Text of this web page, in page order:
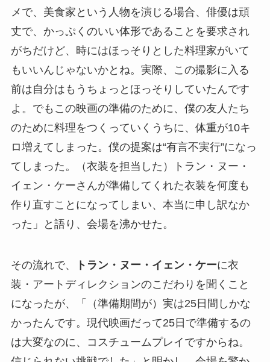
メで、美食家という人物を演じる場合、俳優は頑
丈で、かっぷくのいい体形であることを要求され
がちだけど、時にはほっそりとした料理家がいて
もいいんじゃないかとね。実際、この撮影に入る
前は自分はもうちょっとほっそりしていたんです
よ。でもこの映画の準備のために、僕の友人たち
のために料理をつくっていくうちに、体重が10キ
ロ増えてしまった。僕の提案は“有言不実行”になっ
てしまった。（衣装を担当した）トラン・ヌー・
イェン・ケーさんが準備してくれた衣装を何度も
作り直すことになってしまい、本当に申し訳なか
った」と語り、会場を沸かせた。
その流れで、 トラン・ヌー・イェン・ケーに衣
装・アートディレクションのこだわりを聞くこと
になったが、「（準備期間が）実は25日間しかな
かったんです。現代映画だって25日で準備するの
は大変なのに、コスチュームプレイですからね。